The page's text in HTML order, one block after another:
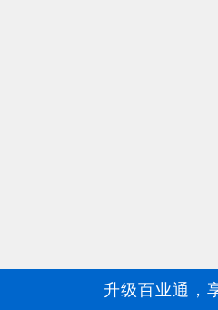
升级百业通，